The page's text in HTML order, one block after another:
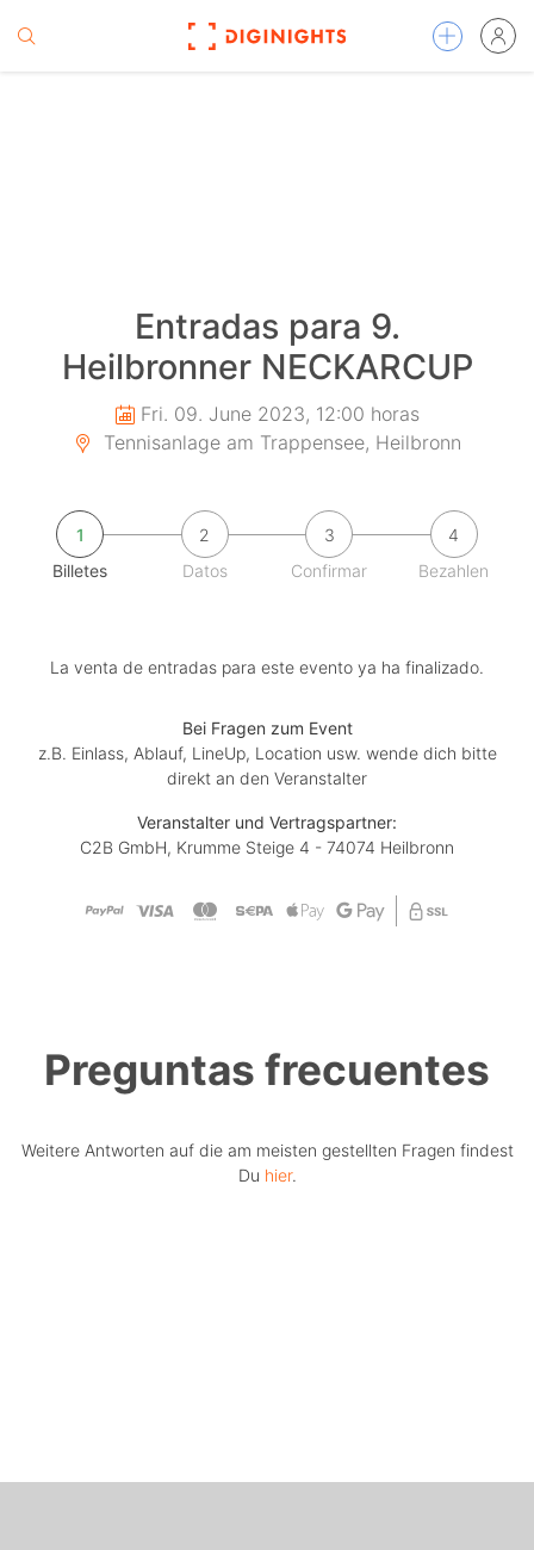
Entradas para 9.
Heilbronner NECKARCUP
Fri. 09. June 2023, 12:00 horas
Tennisanlage am Trappensee, Heilbronn
1
Billetes
2
Datos
3
Confirmar
4
Bezahlen
La venta de entradas para este evento ya ha finalizado.
Bei Fragen zum Event
z.B. Einlass, Ablauf, LineUp, Location usw. wende dich bitte
direkt an den Veranstalter
Veranstalter und Vertragspartner:
C2B GmbH, Krumme Steige 4 - 74074 Heilbronn
Preguntas frecuentes
Weitere Antworten auf die am meisten gestellten Fragen findest
Du hier.